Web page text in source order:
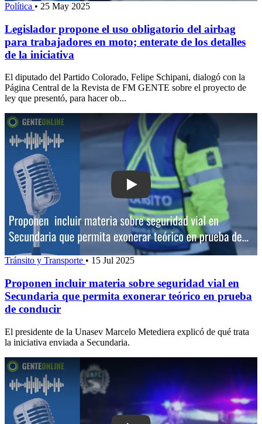
Política • 25 May 2025
Legislador propone el uso obligatorio del airbag
para trabajadores en moto; enterate de los detalles
de la iniciativa
El diputado del Partido Colorado, Felipe Schipani, dialogó con la
Página Central de la Revista de FM GENTE sobre el proyecto de
ley que presentó, para hacer ob...
Play: Proponen incluir
Tránsito y Transporte • 15 Jul 2025
Proponen incluir materia sobre seguridad vial en
Secundaria que permita exonerar teórico en prueba
de conducir
El presidente de la Unasev Marcelo Metediera explicó de qué trata
la iniciativa enviada a Secundaria.